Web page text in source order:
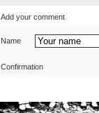
Add your comment
Name
Confirmation